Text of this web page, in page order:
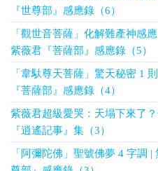
『世尊部』感應錄（6）
「觀世音菩薩」化解難產神感
紫薇君『菩薩部』感應錄（5）
「韋馱尊天菩薩」驚天秘密 1
『菩薩部』感應錄（4）
紫薇君超級愛哭：天塌下來了
『逍遙記事』集（3）
「阿彌陀佛」聖號佛夢 4 字調